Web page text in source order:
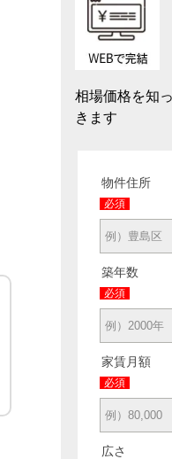
相場価格を知
きます
物件住所
必須
築年数
必須
家賃月額
必須
広さ